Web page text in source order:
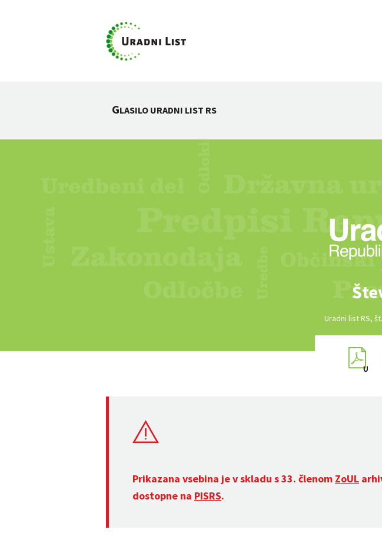
GLASILO URADNI LIST RS
Uradni list RS,
Prikazana vsebina je v skladu s 33. členom ZoUL
dostopne na PISRS.